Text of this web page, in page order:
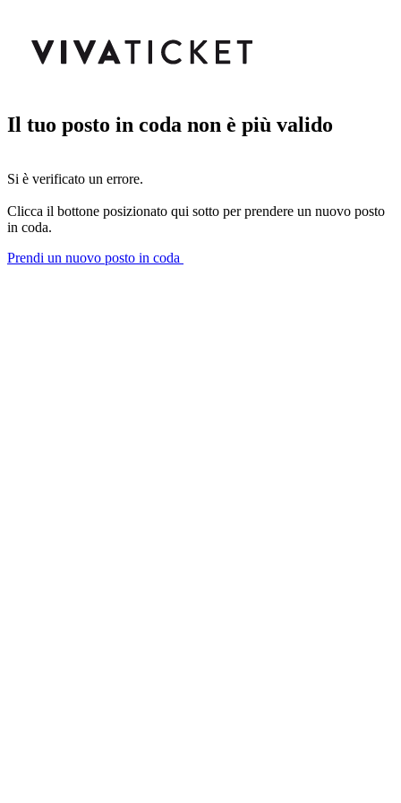
Il tuo posto in coda non è più valido
Si è verificato un errore.
Clicca il bottone posizionato qui sotto per prendere un nuovo posto
in coda.
Prendi un nuovo posto in coda